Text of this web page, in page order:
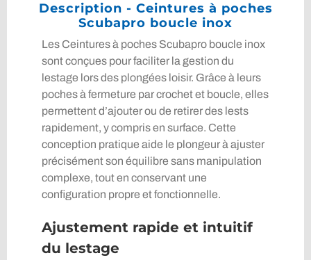
Description - Ceintures à poches
Scubapro boucle inox
Les Ceintures à poches Scubapro boucle inox
sont conçues pour faciliter la gestion du
lestage lors des plongées loisir. Grâce à leurs
poches à fermeture par crochet et boucle, elles
permettent d’ajouter ou de retirer des lests
rapidement, y compris en surface. Cette
conception pratique aide le plongeur à ajuster
précisément son équilibre sans manipulation
complexe, tout en conservant une
configuration propre et fonctionnelle.
Ajustement rapide et intuitif
du lestage